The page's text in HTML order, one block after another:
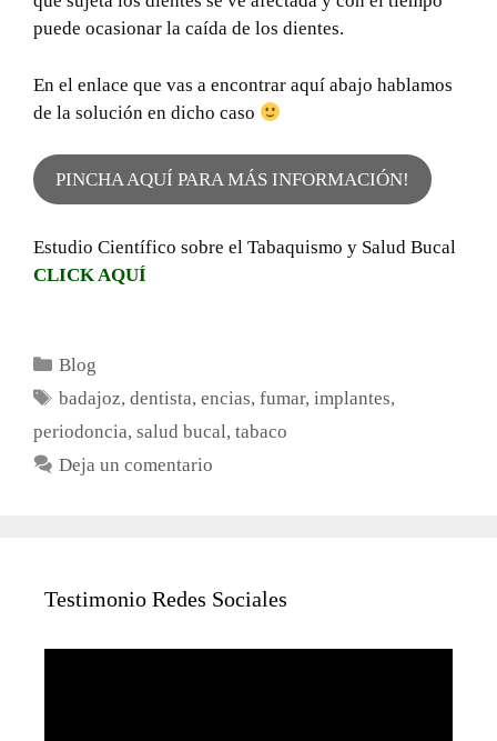
puede ocasionar la caída de los dientes.
En el enlace que vas a encontrar aquí abajo hablamos
de la solución en dicho caso
PINCHA AQUÍ PARA MÁS INFORMACIÓN!
Estudio Científico sobre el Tabaquismo y Salud Bucal
CLICK AQUÍ
Categorías
Blog
Etiquetas
badajoz,dentista,encias,fumar,implantes,
periodoncia, salud bucal, tabaco
Deja un comentario
Testimonio Redes Sociales